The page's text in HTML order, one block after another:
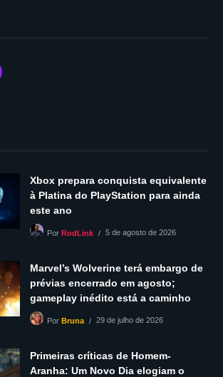
Xbox prepara conquista equivalente
à Platina do PlayStation para ainda
este ano
PorRodLink 5 de agosto de 2026
Marvel’s Wolverine terá embargo de
prévias encerrado em agosto;
gameplay inédito está a caminho
PorBruna 29 de julho de 2026
Primeiras críticas de Homem-
Aranha: Um Novo Dia elogiam o